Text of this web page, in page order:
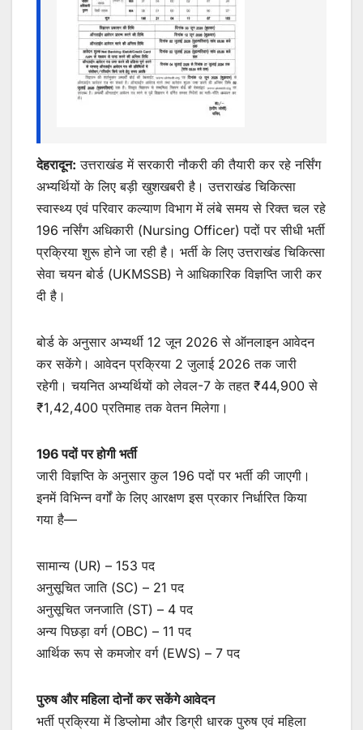
देहरादून: उत्तराखंड में सरकारी नौकरी की तैयारी कर रहे नर्सिंग
अभ्यर्थियों के लिए बड़ी खुशखबरी है। उत्तराखंड चिकित्सा
स्वास्थ्य एवं परिवार कल्याण विभाग में लंबे समय से रिक्त चल रहे
196 नर्सिंग अधिकारी (Nursing Officer) पदों पर सीधी भर्ती
प्रक्रिया शुरू होने जा रही है। भर्ती के लिए उत्तराखंड चिकित्सा
सेवा चयन बोर्ड (UKMSSB) ने आधिकारिक विज्ञप्ति जारी कर
दी है।
बोर्ड के अनुसार अभ्यर्थी 12 जून 2026 से ऑनलाइन आवेदन
कर सकेंगे। आवेदन प्रक्रिया 2 जुलाई 2026 तक जारी
रहेगी। चयनित अभ्यर्थियों को लेवल-7 के तहत ₹44,900 से
₹1,42,400 प्रतिमाह तक वेतन मिलेगा।
196 पदों पर होगी भर्ती
जारी विज्ञप्ति के अनुसार कुल 196 पदों पर भर्ती की जाएगी।
इनमें विभिन्न वर्गों के लिए आरक्षण इस प्रकार निर्धारित किया
गया है—
सामान्य (UR) – 153 पद
अनुसूचित जाति (SC) – 21 पद
अनुसूचित जनजाति (ST) – 4 पद
अन्य पिछड़ा वर्ग (OBC) – 11 पद
आर्थिक रूप से कमजोर वर्ग (EWS) – 7 पद
पुरुष और महिला दोनों कर सकेंगे आवेदन
भर्ती प्रक्रिया में डिप्लोमा और डिग्री धारक पुरुष एवं महिला